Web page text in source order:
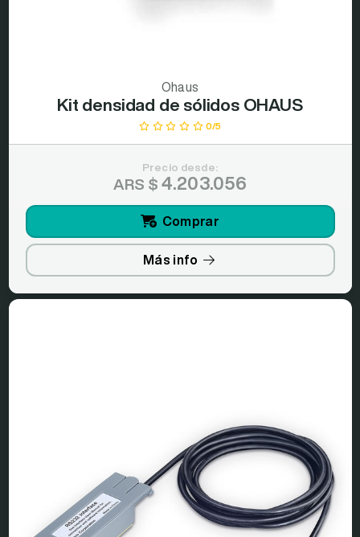
Ohaus
Kit densidad de sólidos OHAUS
0/5
Precio desde:
ARS $ 4.203.056
Comprar
Más info